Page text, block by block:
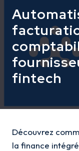
fintech
Découvrez
la finance